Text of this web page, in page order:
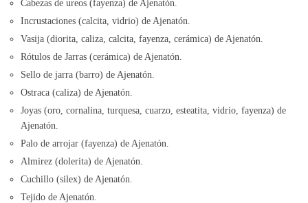
Cabezas de ureos (fayenza) de Ajenatón.
Incrustaciones (calcita, vidrio) de Ajenatón.
Vasija (diorita, caliza, calcita, fayenza, cerámica) de Ajenatón.
Rótulos de Jarras (cerámica) de Ajenatón.
Sello de jarra (barro) de Ajenatón.
Ostraca (caliza) de Ajenatón.
Joyas (oro, cornalina, turquesa, cuarzo, esteatita, vidrio, fayenza) de
Ajenatón.
Palo de arrojar (fayenza) de Ajenatón.
Almirez (dolerita) de Ajenatón.
Cuchillo (silex) de Ajenatón.
Tejido de Ajenatón.